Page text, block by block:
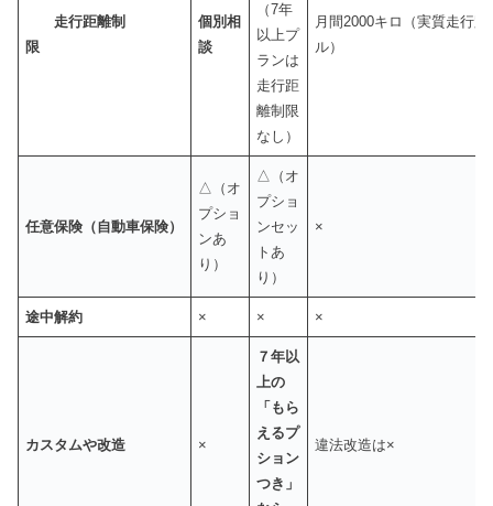
走行距離制
限
個別相
談
（7年
以上プ
ランは
走行距
離制限
なし）
月間2000キロ（実質走行
ル）
任意保険（自動車保険）
△（オ
プショ
ンあ
り）
△（オ
プショ
ンセッ
トあ
り）
×
途中解約 × × ×
カスタムや改造 ×
７年以
上の
「もら
えるプ
ション
つき」
違法改造は×